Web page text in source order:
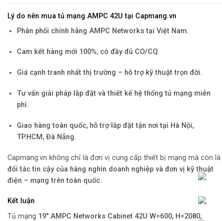
Lý do nên mua tủ mạng AMPC 42U tại Capmang.vn
Phân phối chính hãng AMPC Networks tại Việt Nam.
Cam kết hàng mới 100%, có đầy đủ CO/CQ.
Giá cạnh tranh nhất thị trường – hỗ trợ kỹ thuật trọn đời.
Tư vấn giải pháp lắp đặt và thiết kế hệ thống tủ mạng miễn
phí.
Giao hàng toàn quốc, hỗ trợ lắp đặt tận nơi tại Hà Nội,
TP.HCM, Đà Nẵng.
Capmang.vn không chỉ là đơn vị cung cấp thiết bị mạng mà còn là
đối tác tin cậy của hàng nghìn doanh nghiệp và đơn vị kỹ thuật
điện – mạng trên toàn quốc.
Kết luận
Tủ mạng 19″ AMPC Networks Cabinet 42U W=600, H=2080,